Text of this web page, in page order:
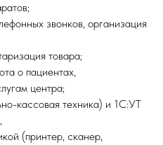
звонков, организация
товара;
о пациентах,
центра;
кассовая техника) и 1С:УТ
(принтер, сканер,